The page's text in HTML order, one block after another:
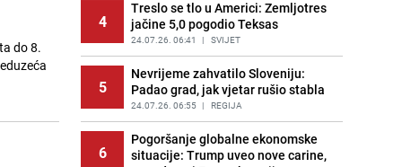
do 8.
15
Ogromna potrošnja vode u dijelu
BiH: Inspektori krenuli u kontrole,
slijede kazne
PRIJE 2 DANA | BOSNA I HERCEGOVINA
4
Treslo se tlo u Americi: Zemljotres
jačine 5,0 pogodio Teksas
24.07.26. 06:41 | SVIJET
5
Nevrijeme zahvatilo Sloveniju:
Padao grad, jak vjetar rušio stabla
24.07.26. 06:55 | REGIJA
6
Pogoršanje globalne ekonomske
situacije: Trump uveo nove carine,